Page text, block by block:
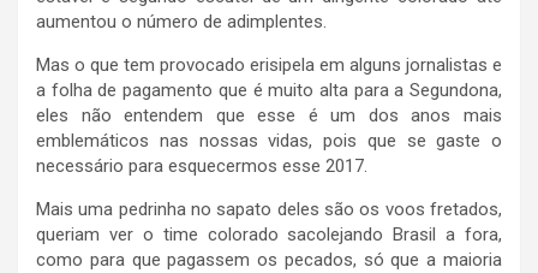
aumentou o número de adimplentes.
Mas o que tem provocado erisipela em alguns jornalistas e
a folha de pagamento que é muito alta para a Segundona,
eles não entendem que esse é um dos anos mais
emblemáticos nas nossas vidas, pois que se gaste o
necessário para esquecermos esse 2017.
Mais uma pedrinha no sapato deles são os voos fretados,
queriam ver o time colorado sacolejando Brasil a fora,
como para que pagassem os pecados, só que a maioria